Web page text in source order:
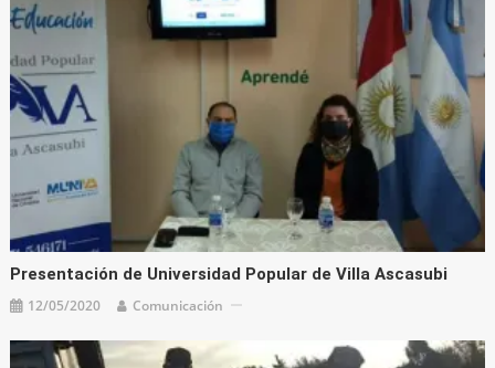
Presentación de Universidad Popular de Villa Ascasubi
12/05/2020 Comunicación